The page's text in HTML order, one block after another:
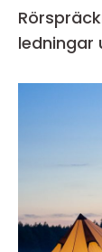
Rörspräckning effektiv
ledningar